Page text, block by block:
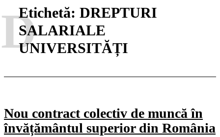
Etichetă: DREPTURI
SALARIALE
UNIVERSITĂȚI
D
Nou contract colectiv de muncă în
învățământul superior din România